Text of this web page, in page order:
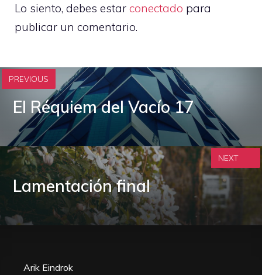
Lo siento, debes estar conectado para
publicar un comentario.
PREVIOUS
El Réquiem del Vacío 17
Lamentación final
NEXT
Arik Eindrok